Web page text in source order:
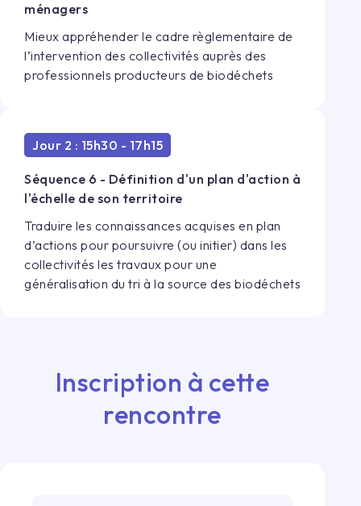
ménagers
Mieux appréhender le cadre règlementaire de
l’intervention des collectivités auprès des
professionnels producteurs de biodéchets
Jour 2 : 15h30 - 17h15
Séquence 6 - Définition d'un plan d'action à
l'échelle de son territoire
Traduire les connaissances acquises en plan
d’actions pour poursuivre (ou initier) dans les
collectivités les travaux pour une
généralisation du tri à la source des biodéchets
Inscription à cette
rencontre